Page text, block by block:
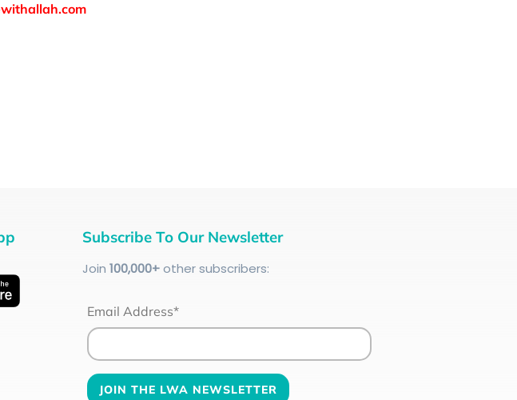
Subscribe To Our Newsletter
Join 100,000+other subscribers:
Email Address*